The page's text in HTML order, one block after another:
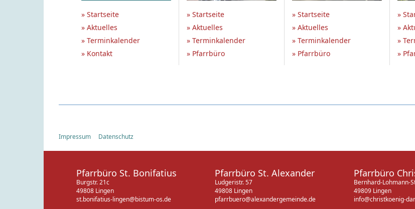
» Startseite
» Aktuelles
» Terminkalender
» Kontakt
» Startseite
» Aktuelles
» Terminkalender
» Pfarrbüro
» Startseite
» Aktuelles
» Terminkalender
» Pfarrbüro
»
»
»
»
Impressum Datenschutz
Pfarrbüro St. Bonifatius
Burgstr. 21c
49808 Lingen
st.bonifatius-lingen@bistum-os.de
Pfarrbüro St. Alexander
Ludgeristr. 57
49808 Lingen
pfarrbuero@alexandergemeinde.de
Pfarrbüro
Bernhard-Lohmann-
49809 Lingen
info@christkoenig-